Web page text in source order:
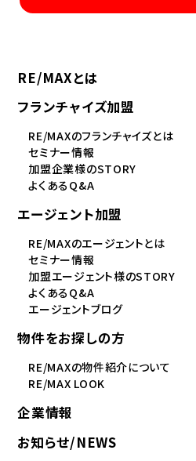
RE/MAXとは
フランチャイズ加盟
RE/MAXのフランチャイズとは
セミナー情報
加盟企業様のSTORY
よくあるQ&A
エージェント加盟
RE/MAXのエージェントとは
セミナー情報
加盟エージェント様のSTORY
よくあるQ&A
エージェントブログ
物件をお探しの方
RE/MAXの物件紹介について
RE/MAX LOOK
企業情報
お知らせ/NEWS